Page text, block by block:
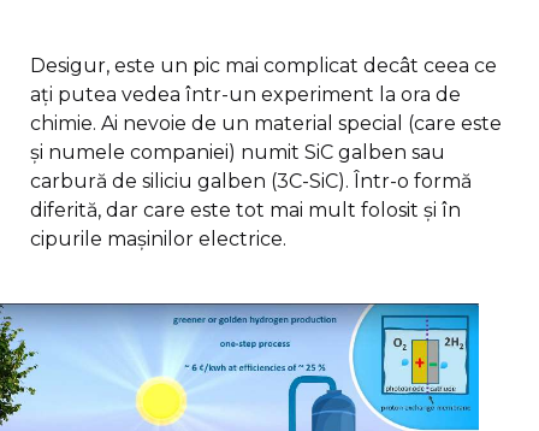
Desigur, este un pic mai complicat decât ceea ce
ați putea vedea într-un experiment la ora de
chimie. Ai nevoie de un material special (care este
și numele companiei) numit SiC galben sau
carbură de siliciu galben (3C-SiC). Într-o formă
diferită, dar care este tot mai mult folosit și în
cipurile mașinilor electrice.